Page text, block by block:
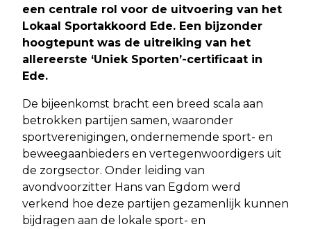
een centrale rol voor de uitvoering van het
Lokaal Sportakkoord Ede. Een bijzonder
hoogtepunt was de uitreiking van het
allereerste ‘Uniek Sporten’-certificaat in
Ede.
De bijeenkomst bracht een breed scala aan
betrokken partijen samen, waaronder
sportverenigingen, ondernemende sport- en
beweegaanbieders en vertegenwoordigers uit
de zorgsector. Onder leiding van
avondvoorzitter Hans van Egdom werd
verkend hoe deze partijen gezamenlijk kunnen
bijdragen aan de lokale sport- en